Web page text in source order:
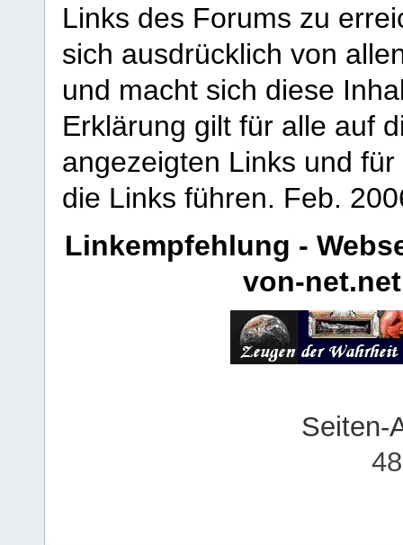
Links des Forums zu
sich ausdrücklich von
und macht sich diese
Erklärung gilt für alle auf
angezeigten Links und
die Links führen. Feb.
Linkempfehlung -
von-net.net
Seiten-